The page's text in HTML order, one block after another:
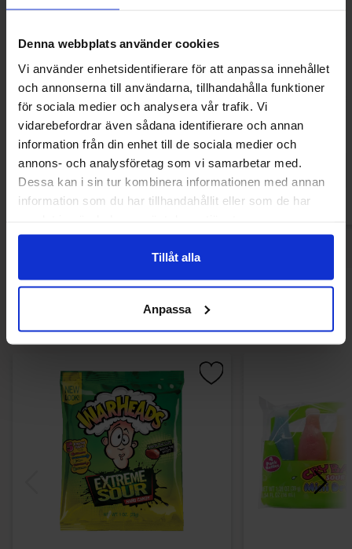
Denna webbplats använder cookies
Vi använder enhetsidentifierare för att anpassa innehållet
och annonserna till användarna, tillhandahålla funktioner
för sociala medier och analysera vår trafik. Vi
vidarebefordrar även sådana identifierare och annan
information från din enhet till de sociala medier och
annons- och analysföretag som vi samarbetar med.
Dessa kan i sin tur kombinera informationen med annan
information som du har tillhandahållit eller som de har
Tillåt alla
Anpassa
Airheads Sour Bars 5-Pack 78g(bf:2026-
08-31)
36.90 kr
Kjøp
Airheads Sour
49.34 kr
Andre kjøpte også